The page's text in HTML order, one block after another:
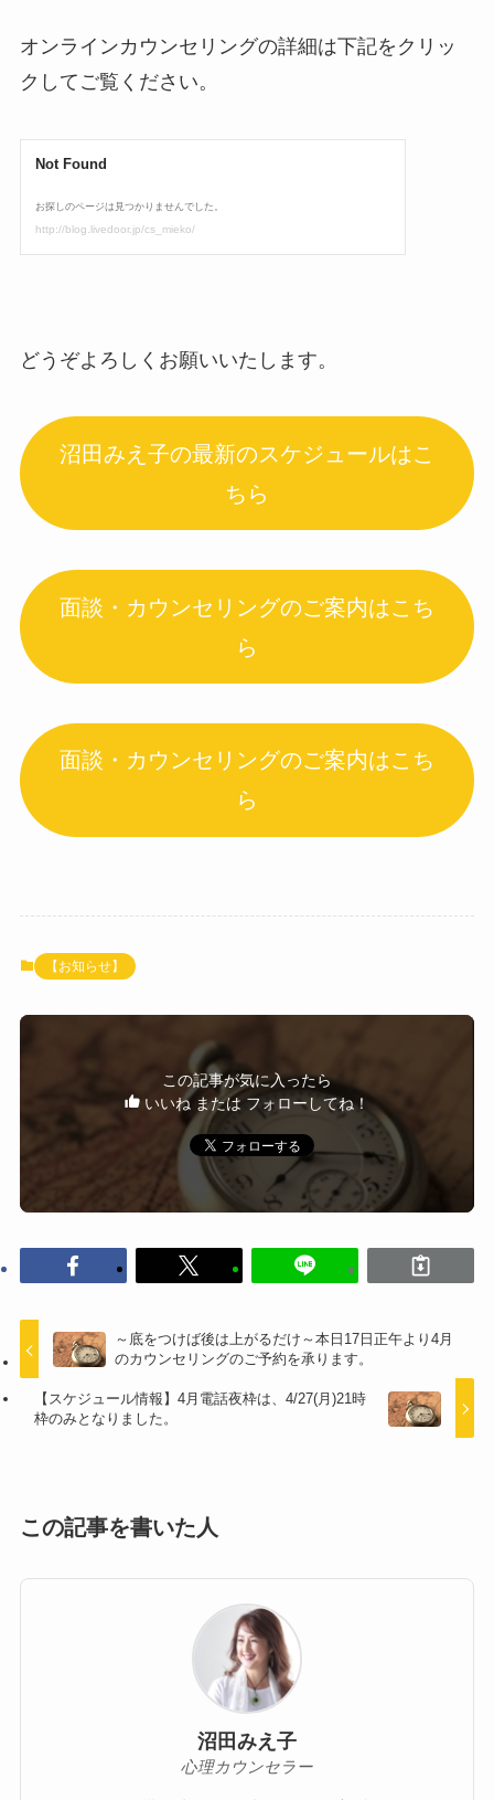
オンラインカウンセリングの詳細は下記をクリッ
クしてご覧ください。
どうぞよろしくお願いいたします。
沼田みえ子の最新のスケジュールはこ
ちら
面談・カウンセリングのご案内はこち
ら
面談・カウンセリングのご案内はこち
ら
【お知らせ】
この記事が気に入ったら
いいね または フォローしてね！
～底をつけば後は上がるだけ～本日17日正午より4月
のカウンセリングのご予約を承ります。
【スケジュール情報】4月電話夜枠は、4/27(月)21時
枠のみとなりました。
この記事を書いた人
沼田みえ子
心理カウンセラー